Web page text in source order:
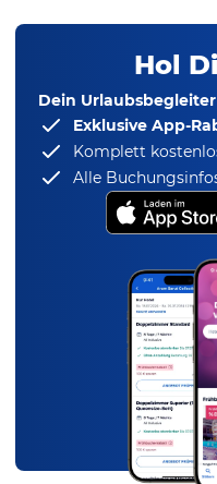
Hol
Dein
Exklusive App-
Komplett
Alle